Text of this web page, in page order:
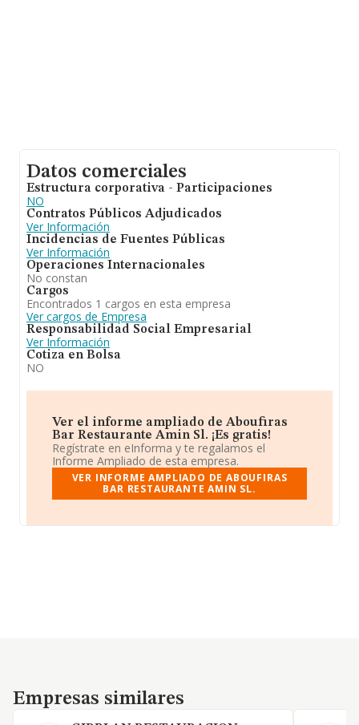
Datos comerciales
Estructura corporativa - Participaciones
NO
Contratos Públicos Adjudicados
Ver Información
Incidencias de Fuentes Públicas
Ver Información
Operaciones Internacionales
No constan
Cargos
Encontrados 1 cargos en esta empresa
Ver cargos de Empresa
Responsabilidad Social Empresarial
Ver Información
Cotiza en Bolsa
NO
Ver el informe ampliado de Aboufiras
Bar Restaurante Amin Sl. ¡Es gratis!
Regístrate en eInforma y te regalamos el
Informe Ampliado de esta empresa.
VER INFORME AMPLIADO DE ABOUFIRAS
BAR RESTAURANTE AMIN SL.
Empresas similares
Empresas similares